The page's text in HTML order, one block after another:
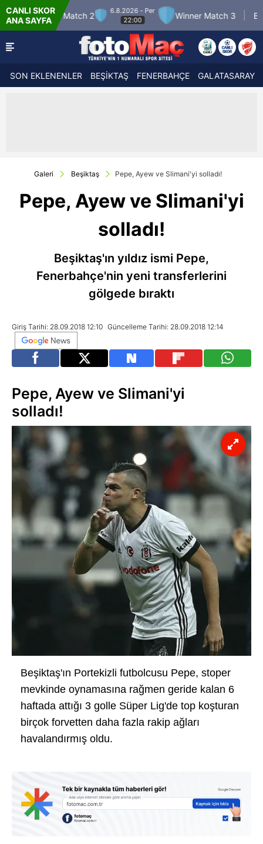
CANLI SKOR
ANA SAYFA
2
6.8.2026 - Per
22:00
Winner Match 3 Boluspor
7.8.2026
21:30
SON EKLENENLER BEŞİKTAŞ FENERBAHÇE GALATASARAY
Galeri Beşiktaş Pepe, Ayew ve Slimani'yi solladı!
Pepe, Ayew ve Slimani'yi
solladı!
Beşiktaş'ın yıldız ismi Pepe,
Fenerbahçe'nin yeni transferlerini
gölgede bıraktı
Giriş Tarihi: 28.09.2018 12:10 Güncelleme Tarihi: 28.09.2018 12:14
Pepe, Ayew ve Slimani'yi
solladı!
Beşiktaş'ın Portekizli futbolcusu Pepe, stoper
mevkinde oynamasına rağmen geride kalan 6
haftada attığı 3 golle Süper Lig'de top koşturan
birçok forvetten daha fazla rakip ağları
havalandırmış oldu.